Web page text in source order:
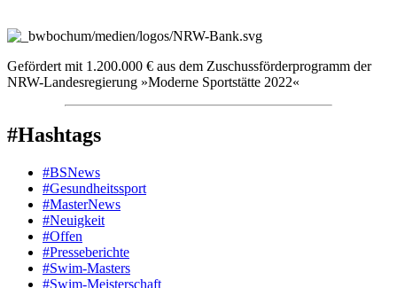
Gefördert mit 1.200.000 € aus dem Zuschussförderprogramm der
NRW-Landesregierung »Moderne Sportstätte 2022«
#Hashtags
#BSNews
#Gesundheitssport
#MasterNews
#Neuigkeit
#Offen
#Presse­berichte
#Swim-Masters
#Swim-Meister­schaft